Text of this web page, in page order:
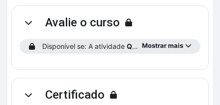
ContrairAvalie o curso
Mostrar mais
Disponível se: A atividade Questionário inicial
ContrairCertificado